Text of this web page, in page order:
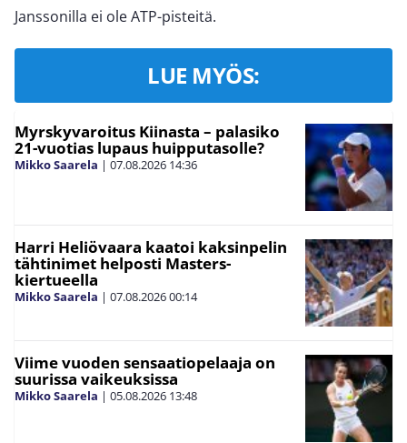
Janssonilla ei ole ATP-pisteitä.
LUE MYÖS:
Myrskyvaroitus Kiinasta – palasiko
21-vuotias lupaus huipputasolle?
Mikko Saarela | 07.08.2026 14:36
Harri Heliövaara kaatoi kaksinpelin
tähtinimet helposti Masters-
kiertueella
Mikko Saarela | 07.08.202600:14
Viime vuoden sensaatiopelaaja on
suurissa vaikeuksissa
Mikko Saarela | 05.08.2026 13:48